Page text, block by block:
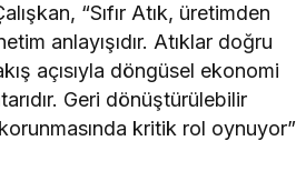
“Sıfır Atık, üretimden
anlayışıdır. Atıklar doğru
açısıyla döngüsel ekonomi
Geri dönüştürülebilir
kritik rol oynuyor”